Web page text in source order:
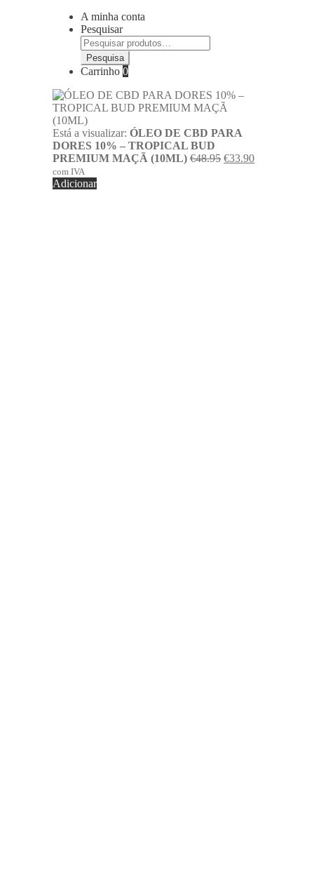
A minha conta
Pesquisar
Pesquisar
por:
Pesquisa
Carrinho0
Está a visualizar:ÓLEO DE CBD PARA
DORES 10% – TROPICAL BUD
PREMIUM MAÇÃ (10ML) €48.95 O
€33.90O
com IVA
Adicionar